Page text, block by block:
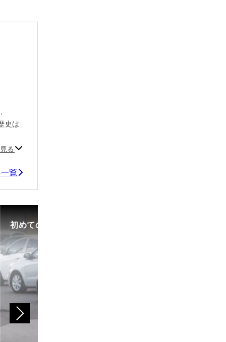
史は
る
覧
初めての中古車選び、購入時の流れや必要な書類などに